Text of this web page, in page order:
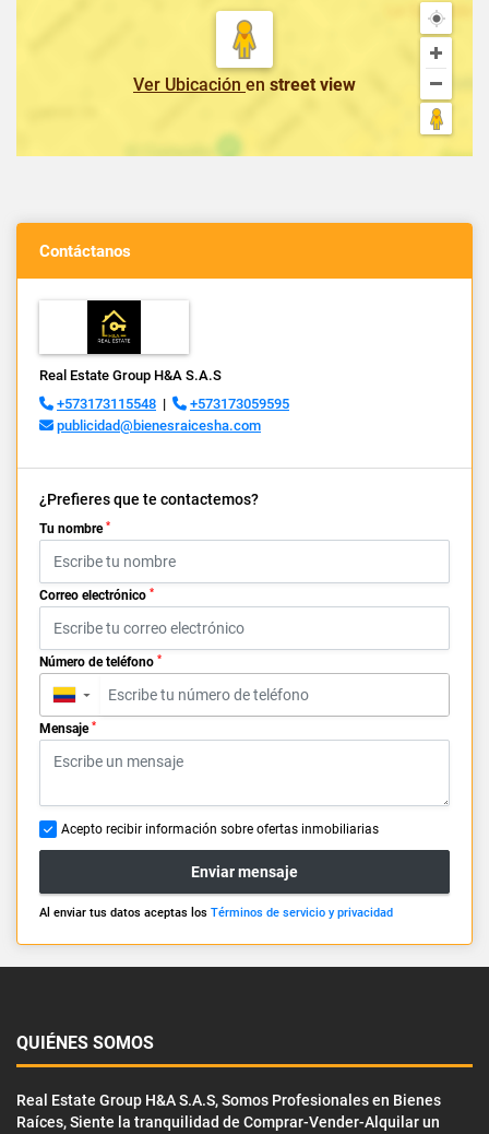
Ver Ubicación en street view
Contáctanos
Real Estate Group H&A S.A.S
+573173115548 |
+573173059595
publicidad@bienesraicesha.com
¿Prefieres que te contactemos?
Tu nombre *
Correo electrónico *
Número de teléfono *
▼
Mensaje *
Acepto recibir información sobre ofertas inmobiliarias
Enviar mensaje
Al enviar tus datos aceptas los Términos de servicio y privacidad
QUIÉNES SOMOS
Real Estate Group H&A S.A.S, Somos Profesionales en Bienes
Raíces, Siente la tranquilidad de Comprar-Vender-Alquilar un